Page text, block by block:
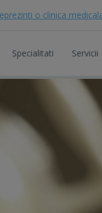
o clinica
Specialitati Servicii